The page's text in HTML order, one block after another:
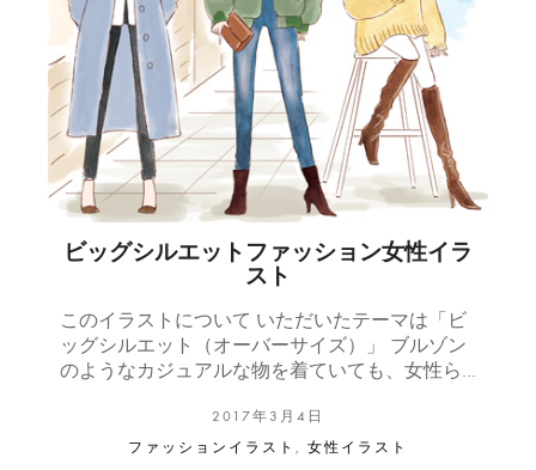
ビッグシルエットファッション女性イラ
スト
このイラストについて いただいたテーマは「ビ
ッグシルエット（オーバーサイズ）」 ブルゾン
のようなカジュアルな物を着ていても、女性ら…
2017年3月4日
ファッションイラスト , 女性イラスト